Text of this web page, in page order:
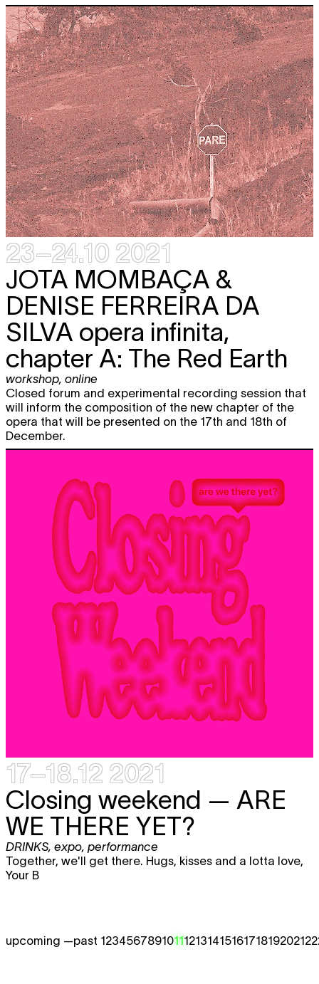
23–24.10 2021
JOTA MOMBAÇA &
DENISE FERREIRA DA
SILVA opera infinita,
chapter A: The Red Earth
workshop, online
Closed forum and experimental recording session that
will inform the composition of the new chapter of the
opera that will be presented on the 17th and 18th of
December.
17–18.12 2021
Closing weekend — ARE
WE THERE YET?
DRINKS, expo, performance
Together, we'll get there. Hugs, kisses and a lotta love,
Your B
upcoming —past 12345678910111213141516171819202122